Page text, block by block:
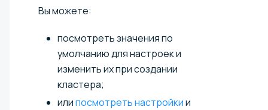
Вы можете:
посмотреть значения по
умолчанию для настроек и
изменить их при создании
кластера;
илипосмотреть настройкии